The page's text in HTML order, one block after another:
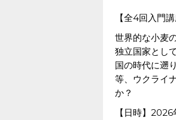
【全4回入門
世界的な小麦
独立国家とし
国の時代に遡
等、ウクライ
か？
【日時】